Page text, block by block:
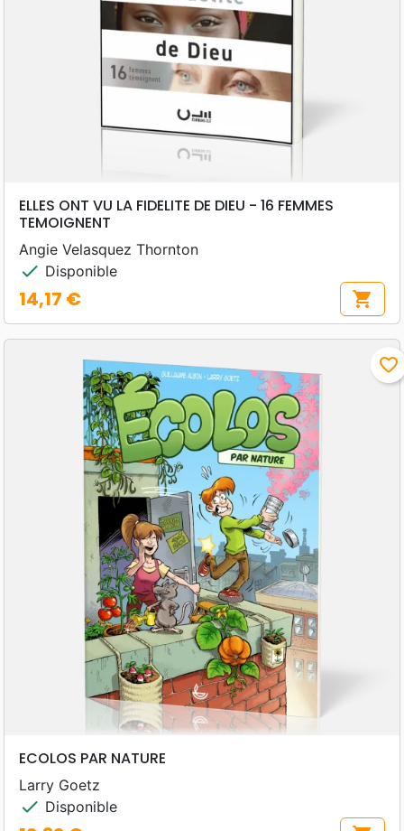
ELLES ONT VU LA FIDELITE DE DIEU - 16 FEMMES
TEMOIGNENT
Angie Velasquez Thornton
check Disponible
Prix
14,17 € shopping_cart
favorite_border
ECOLOS PAR NATURE
Larry Goetz
check Disponible